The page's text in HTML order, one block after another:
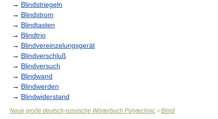
→ Blindstriegeln
→ Blindstrom
→ Blindtasten
→ Blindtrio
→ Blindvereinzelungsgerät
→ Blindverschluß
→ Blindversuch
→ Blindwand
→ Blindwerden
→ Blindwiderstand
Neue große deutsch-russische Wörterbuch Polytechnic > Blind